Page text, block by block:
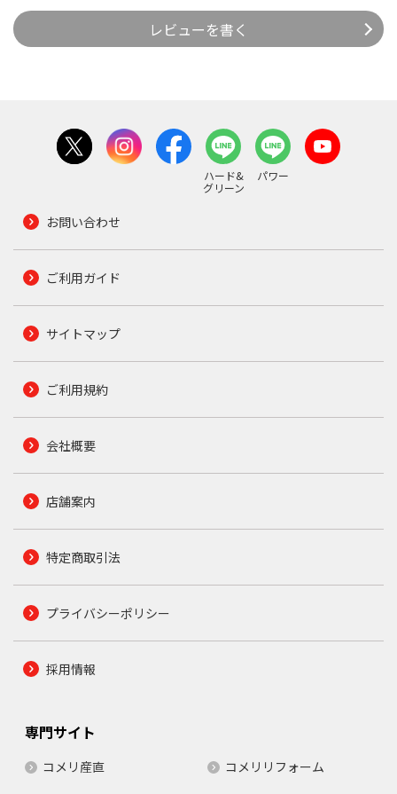
レビューを書く
ハード&
グリーン
パワー
お問い合わせ
ご利用ガイド
サイトマップ
ご利用規約
会社概要
店舗案内
特定商取引法
プライバシーポリシー
採用情報
専門サイト
コメリ産直
コメリリフォーム